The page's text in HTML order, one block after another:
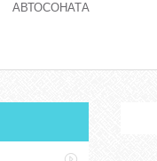
АВТОСОНАТА